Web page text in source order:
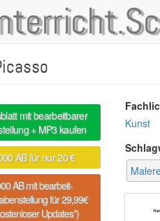
mit bearbeitbarer
+ MP3 kaufen
AB für nur 20 €
AB mit bearbeit-
für 29,99€
Updates*)
Kunst